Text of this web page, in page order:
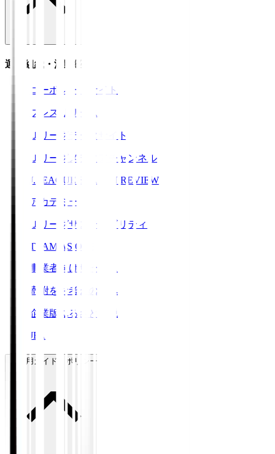
運営組織・活動紹介
コーポレートサイト
プレスリリース
Ｊリーグデータサイト
Ｊリーグメディアチャンネル
J.LEAGUE SEASON REVIEW
アカデミー
Ｊリーグサステナビリティ
TEAM AS ONE
事業者向けサービス
寄附をお考えの方へ
企業版ふるさと納税
JFA
ご利用ガイド・ポリシー